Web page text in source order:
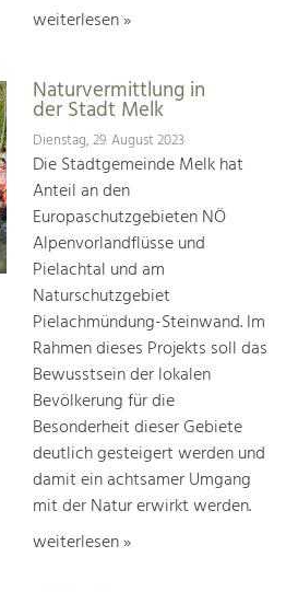
weiterlesen »
Naturvermittlung in
der Stadt Melk
Dienstag, 29. August 2023
Die Stadtgemeinde Melk hat
Anteil an den
Europaschutzgebieten NÖ
Alpenvorlandflüsse und
Pielachtal und am
Naturschutzgebiet
Pielachmündung-Steinwand. Im
Rahmen dieses Projekts soll das
Bewusstsein der lokalen
Bevölkerung für die
Besonderheit dieser Gebiete
deutlich gesteigert werden und
damit ein achtsamer Umgang
mit der Natur erwirkt werden.
weiterlesen »